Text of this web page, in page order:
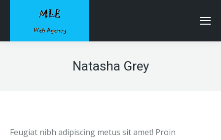
Natasha Grey
Feugiat nibh adipiscing metus sit amet! Proin